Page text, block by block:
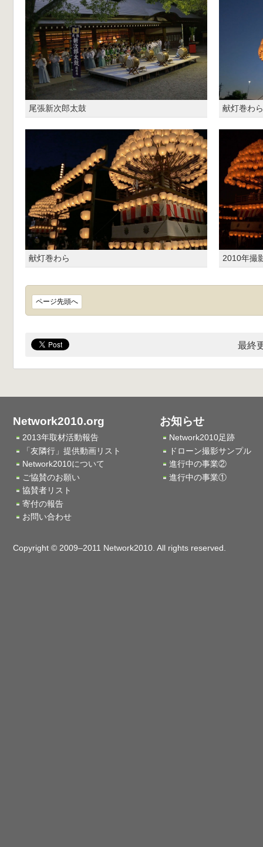
尾張新次郎太鼓 献灯巻わら
献灯巻わら 2010年撮
ページ先頭へ
最終
Network2010.org
2013年取材活動報告
「友隣行」提供動画リスト
Network2010について
ご協賛のお願い
協賛者リスト
寄付の報告
お問い合わせ
お知らせ
Network2010足跡
ドローン撮影サンプル
進行中の事業②
進行中の事業①
Copyright © 2009–2011 Network2010. All rights reserved.